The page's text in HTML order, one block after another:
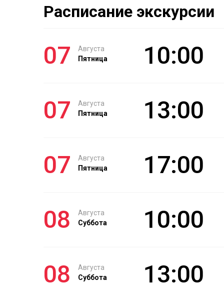
Расписание экскурсии
07
Августа
Пятница
10:00
07
Августа
Пятница
13:00
07
Августа
Пятница
17:00
08
Августа
Суббота
10:00
08
Августа
Суббота
13:00